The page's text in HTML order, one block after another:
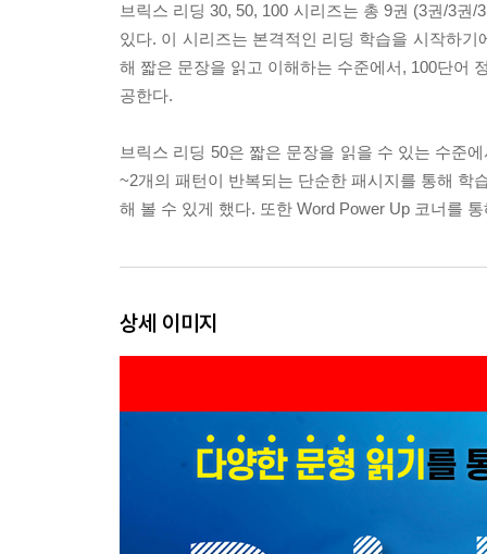
브릭스 리딩 30, 50, 100 시리즈는 총 9권 (3권/3
있다. 이 시리즈는 본격적인 리딩 학습을 시작하
해 짧은 문장을 읽고 이해하는 수준에서, 100단어
공한다.
브릭스 리딩 50은 짧은 문장을 읽을 수 있는 수준
~2개의 패턴이 반복되는 단순한 패시지를 통해 학
해 볼 수 있게 했다. 또한 Word Power Up 코너를
상세 이미지